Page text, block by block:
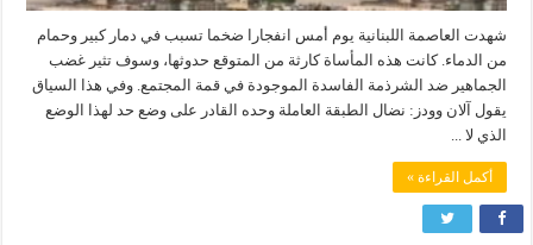
شهدت العاصمة اللبنانية يوم أمس انفجارا ضخما تسبب في دمار كبير وحمام
من الدماء. كانت هذه المأساة كارثة من المتوقع حدوثها، وسوف تثير غضب
الجماهير ضد الشرذمة الفاسدة الموجودة في قمة المجتمع. وفي هذا السياق
يقول آلان وودز: نضال الطبقة العاملة وحده القادر على وضع حد لهذا الوضع
الذي لا ...
أكمل القراءة »